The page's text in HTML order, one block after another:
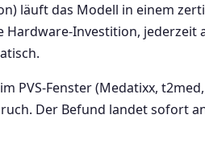
läuft das Modell in einem
Hardware-Investition, jederzeit
PVS-Fenster (Medatixx,
Der Befund landet sofort